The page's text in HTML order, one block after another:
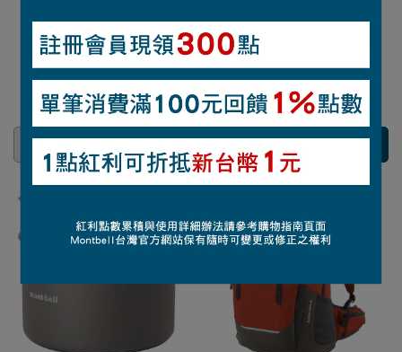
O.D. MAINTENANCE DOWN
CLEANER 300ML羽絨洗劑
#1134136
NT$470
REFLEC TREKKING雨傘
#1128554
NT$2,100